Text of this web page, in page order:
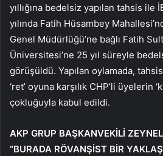
yıllığına bedelsiz yapılan tahsis ile
yılında Fatih Hüsambey
Genel Müdürlüğü’ne bağlı Fatih
Üniversitesi’ne 25 yıl süreyle
görüşüldü. Yapılan oylamada,
‘ret’ oyuna karşılık CHP’li üyelerin
çokluğuyla kabul edildi.
AKP GRUP BAŞKANVEKİLİ
“BURADA RÖVANŞİST BİR